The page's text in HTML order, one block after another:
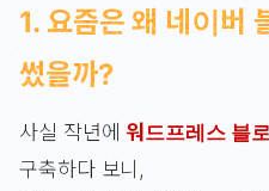
1. 요즘은 왜 네이버
썼을까?
사실 작년에 워드프레스 블
구축하다 보니,